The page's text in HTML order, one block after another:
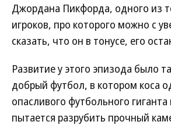
Джордана Пикфорда, одного из
игроков, про которого можно с
сказать, что он в тонусе, его
Развитие у этого эпизода было
добрый футбол, в котором коса
опасливого футбольного гиганта
пытается разрубить прочный